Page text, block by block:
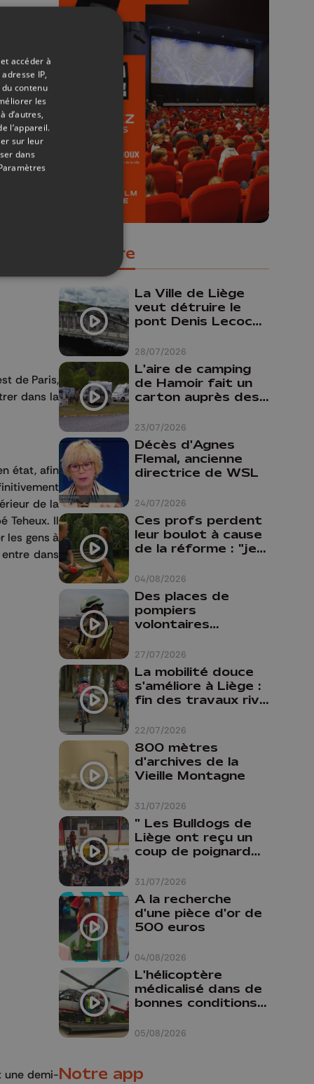
de Paris,
dans la
état, afin
de la
Teheux. Il
les gens à
dans
une demi-
🎬 Concours CUT x
Les Grignoux ✨
Concours permanent - 2 places à
gagner chaque semaine !
Populaire
28/07/2026
La Ville de Liège
veut détruire le
pont Denis Lecocq
budget pour le
faire
23/07/2026
L'aire de camping
de Hamoir fait un
carton auprès des
24/07/2026
Décès d'Agnes
Flemal, ancienne
directrice de WSL
04/08/2026
Ces profs perdent
leur boulot à cause
de la réforme : "je
comme prof que
comme
pharmacienne"
27/07/2026
Des places de
pompiers
volontaires
province de Liège :
"Un citoyen qui
n'est formé ne
peut pas nous
aider"
22/07/2026
La mobilité douce
s'améliore à Liège :
fin des travaux rive
cyclo-piétonnes
Avroy et
Guillemins...
31/07/2026
800 mètres
d'archives de la
Vieille Montagne
31/07/2026
" Les Bulldogs de
Liège ont reçu un
coup de poignard
04/08/2026
A la recherche
d'une pièce d'or de
500 euros
05/08/2026
L'hélicoptère
médicalisé dans de
bonnes conditions à
Notre app
accéder à
IP,
contenu
les
d’autres,
l’appareil.
sur leur
dans